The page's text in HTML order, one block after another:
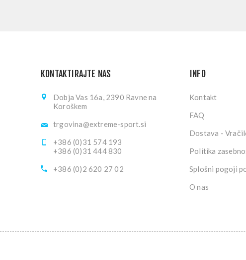
KONTAKTIRAJTE NAS
Dobja Vas 16a, 2390 Ravne na
Koroškem
trgovina@extreme-sport.si
+386 (0)31 574 193
+386 (0)31 444 830
+386 (0)2 620 27 02
INFO
Kontakt
FAQ
Dostava -
Politika
Splošni pogoji
O nas